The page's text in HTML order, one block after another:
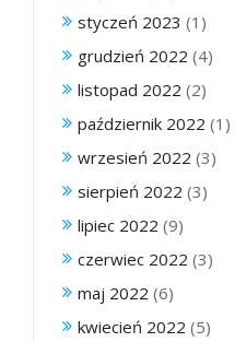
styczeń 2023 (1)
grudzień 2022 (4)
listopad 2022 (2)
październik 2022 (1)
wrzesień 2022 (3)
sierpień 2022 (3)
lipiec 2022 (9)
czerwiec 2022 (3)
maj 2022 (6)
kwiecień 2022 (5)